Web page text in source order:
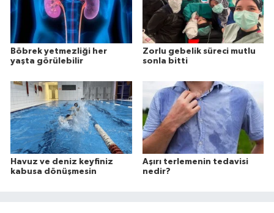
Böbrek yetmezliği her
yaşta görülebilir
Zorlu gebelik süreci mutlu
sonla bitti
Havuz ve deniz keyfiniz
kabusa dönüşmesin
Aşırı terlemenin tedavisi
nedir?